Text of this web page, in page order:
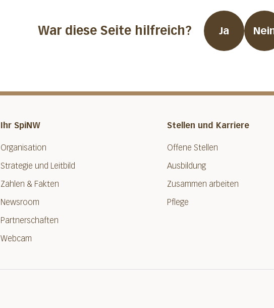
War diese Seite hilfreich? Ja
Ihr SpiNW
Organisation
Strategie und Leitbild
Zahlen & Fakten
Newsroom
Partnerschaften
Webcam
Stellen und Karriere
Offene Stellen
Ausbildung
Zusammen arbeiten
Pflege